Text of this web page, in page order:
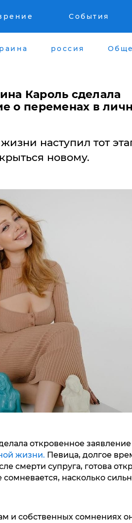
События
россия
Кароль сделала
о переменах в
наступил тот
новому.
откровенное заявление
жизни. Певица, долгое
смерти супруга, готова
насколько
и собственных сомнениях